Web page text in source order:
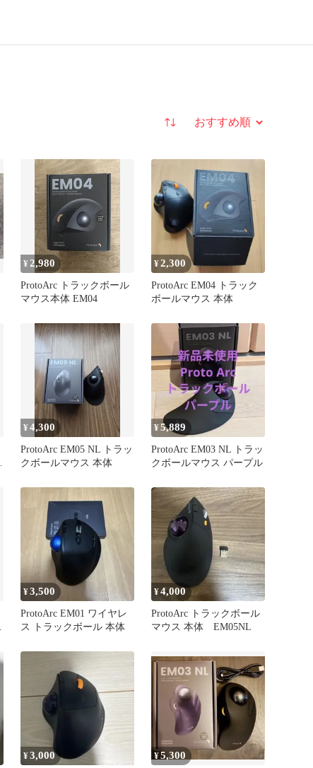
並び替え
¥ 2,980
ProtoArc トラックボール
マウス本体 EM04
¥2,300
ProtoArc EM04 トラック
ボールマウス 本体
¥4,300
ProtoArc EM05 NL トラッ
クボールマウス 本体
¥5,889
ProtoArc EM03 NL トラッ
クボールマウス パープル
¥3,500
ProtoArc EM01 ワイヤレ
ス トラックボール 本体
¥4,000
ProtoArc トラックボール
マウス 本体 EM05NL
¥3,000 ¥5,300